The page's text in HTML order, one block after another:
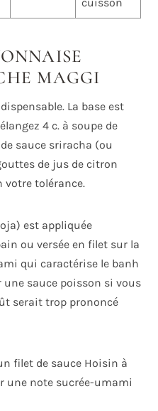
cuisson
MAGGI
La base est
4 c. à soupe de
sauce sriracha (ou
de jus de citron
votre tolérance.
est appliquée
ou versée en filet sur la
qui caractérise le banh
sauce poisson si vous
serait trop prononcé
filet de sauce Hoisin à
une note sucrée-umami